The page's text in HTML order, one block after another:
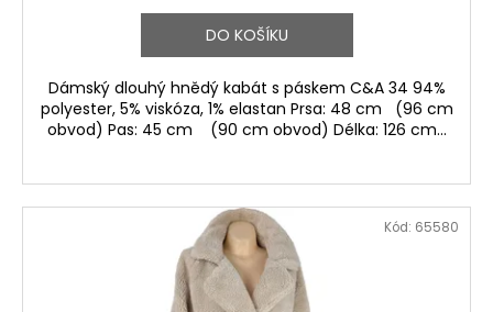
DO KOŠÍKU
Dámský dlouhý hnědý kabát s páskem C&A 34 94%
polyester, 5% viskóza, 1% elastan Prsa: 48 cm (96 cm
obvod) Pas: 45 cm (90 cm obvod) Délka: 126 cm...
Kód: 65580